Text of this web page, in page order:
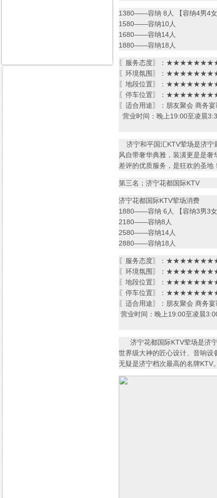
1380——容纳 8人 【容纳4男4
1580——容纳10人
1680——容纳14人
1880——容纳18人
〖服务态度〗：
〖环境氛围〗：
〖地段位置〗：
〖停车位置〗：
〖适合用途〗：朋友聚会 商务宴
营业时间：晚上19:00至凌晨
济宁和平国汇KTV荤场是济宁
风自带奢华典雅，装潢更是是
差评的优质服务，是狂欢的圣
第三名；济宁花都国际KTV
济宁花都国际KTV荤场消费
1880——容纳 6人 【容纳3男3
2180——容纳8人
2580——容纳14人
2880——容纳18人
〖服务态度〗：
〖环境氛围〗：
〖地段位置〗：
〖停车位置〗：
〖适合用途〗：朋友聚会 商务宴
营业时间：晚上19:00至凌晨
济宁花都国际KTV荤场是济宁
世界级大神的匠心设计、音响
无疑是济宁档次最高的名牌